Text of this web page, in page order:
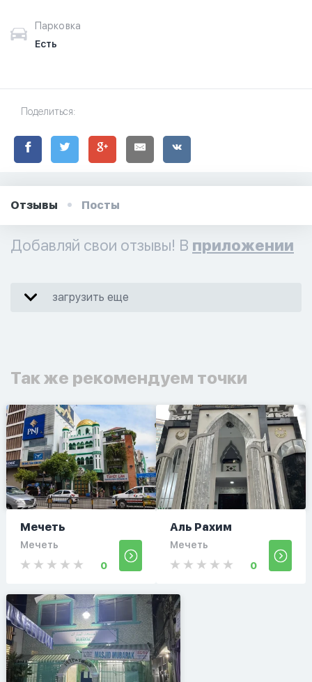
Парковка
Есть
Поделиться:
Отзывы Посты
Добавляй свои отзывы! В приложении
загрузить еще
Так же рекомендуем точки
Мечеть
Мечеть
0
Аль Рахим
Мечеть
0